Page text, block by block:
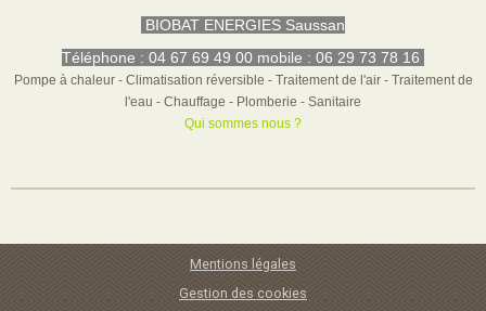
BIOBAT ENERGIES Saussan
Téléphone : 04 67 69 49 00 mobile : 06 29 73 78 16
Pompe à chaleur - Climatisation réversible - Traitement de l'air - Traitement de
l'eau - Chauffage - Plomberie - Sanitaire
Qui sommes nous ?
Mentions légales
Gestion des cookies